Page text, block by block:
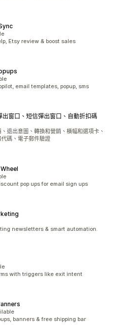
Etsy review & boost sales
email templates, popup, sms
窗口、短信彈出窗口、自動折扣碼
退出意圖、轉換和營銷、橫幅和選項卡、
碼、電子郵件驗證
pop ups for email sign ups
newsletters & smart automation.
with triggers like exit intent
banners & free shipping bar